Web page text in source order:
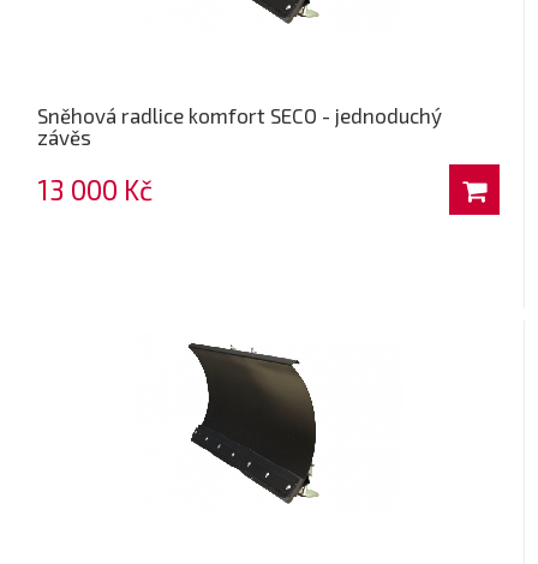
Sněhová radlice komfort SECO - jednoduchý
závěs
13 000 Kč